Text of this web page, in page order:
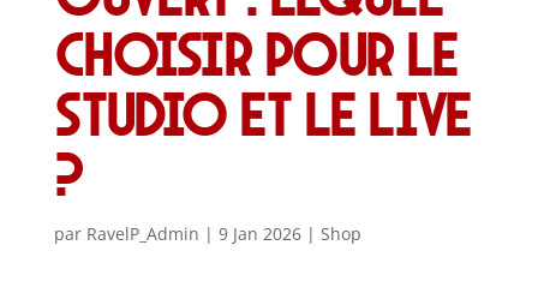
choisir pour le
studio et le live
?
par RavelP_Admin | 9 Jan 2026| Shop